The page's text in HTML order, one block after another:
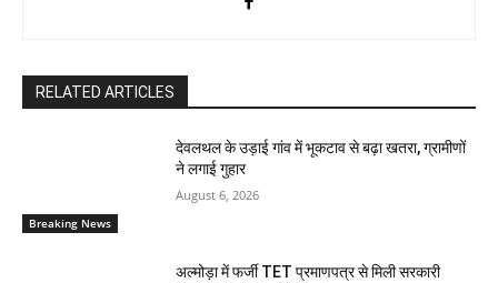
RELATED ARTICLES
Breaking News
देवलथल के उड़ाई गांव में भूकटाव से बढ़ा खतरा, ग्रामीणों
ने लगाई गुहार
August 6, 2026
अल्मोड़ा में फर्जी TET प्रमाणपत्र से मिली सरकारी